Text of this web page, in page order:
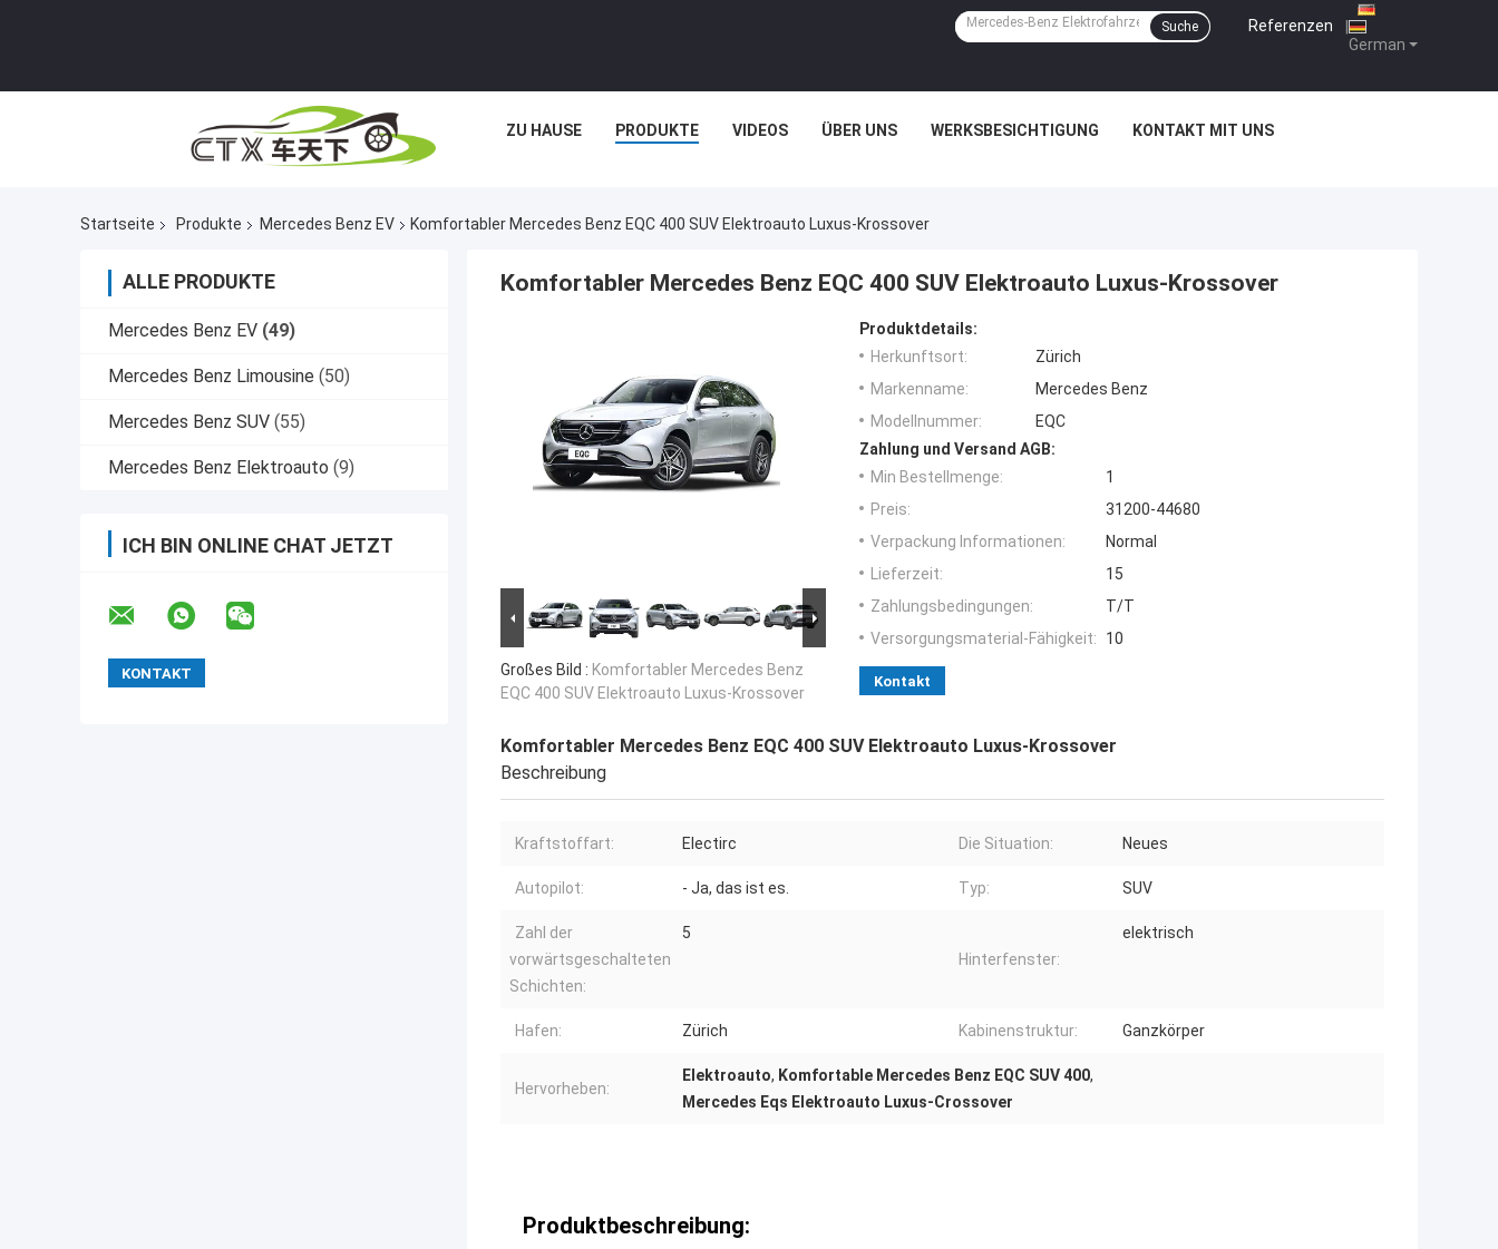
German
Referenzen |
Suche
ZU HAUSE PRODUKTE VIDEOS ÜBER UNS WERKSBESICHTIGUNG KONTAKT MIT UNS
Startseite Produkte Mercedes Benz EV Komfortabler Mercedes Benz EQC 400 SUV Elektroauto Luxus-Krossover
ALLE PRODUKTE
Mercedes Benz EV (49)
Mercedes Benz Limousine (50)
Mercedes Benz SUV (55)
Mercedes Benz Elektroauto (9)
ICH BIN ONLINE CHAT JETZT
Komfortabler Mercedes Benz EQC 400 SUV Elektroauto Luxus-Krossover
Großes Bild : Komfortabler Mercedes Benz
EQC 400 SUV Elektroauto Luxus-Krossover
Produktdetails:
Herkunftsort:
Zürich
Markenname:
Mercedes Benz
Modellnummer:
EQC
Zahlung und Versand AGB:
Min Bestellmenge:
1
Preis:
31200-44680
Verpackung Informationen:
Normal
Lieferzeit:
15
Zahlungsbedingungen:
T/T
Versorgungsmaterial-Fähigkeit:
10
Kontakt
Komfortabler Mercedes Benz EQC 400 SUV Elektroauto Luxus-Krossover
Beschreibung
Kraftstoffart: Electirc Die Situation: Neues
Autopilot: - Ja, das ist es. Typ: SUV
Zahl der
vorwärtsgeschalteten
Schichten:
5
Hinterfenster:
elektrisch
Hafen: Zürich Kabinenstruktur: Ganzkörper
Hervorheben:
Elektroauto, Komfortable Mercedes Benz EQC SUV 400,
Mercedes Eqs Elektroauto Luxus-Crossover
Produktbeschreibung: